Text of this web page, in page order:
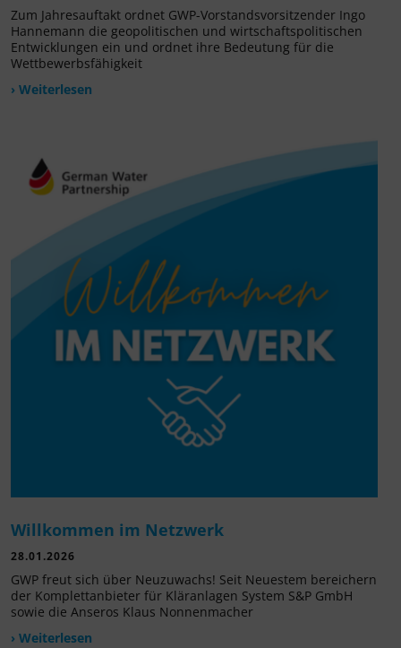
Zum Jahresauftakt ordnet GWP-Vorstandsvorsitzender Ingo
Hannemann die geopolitischen und wirtschaftspolitischen
Entwicklungen ein und ordnet ihre Bedeutung für die
Wettbewerbsfähigkeit
› Weiterlesen
Willkommen im Netzwerk
28.01.2026
GWP freut sich über Neuzuwachs! Seit Neuestem bereichern
der Komplettanbieter für Kläranlagen System S&P GmbH
sowie die Anseros Klaus Nonnenmacher
› Weiterlesen